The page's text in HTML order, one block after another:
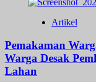
Artikel
Pemakaman
Warga Desak
Lahan